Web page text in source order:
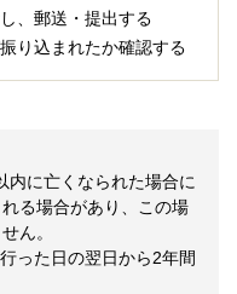
、郵送・提出する
り込まれたか確認する
内に亡くなられた場合に
る場合があり、この場
ん。
った日の翌日から2年間